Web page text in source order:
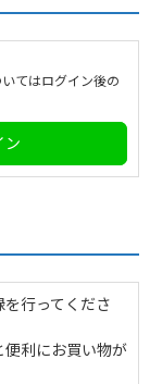
てはログイン後の
ン
行ってくださ
便利にお買い物が